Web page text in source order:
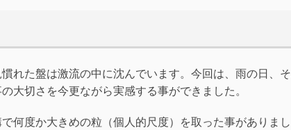
れた盤は激流の中に沈んでいます。今回は、雨の日、
大切さを今更ながら実感する事ができました。
何度か大きめの粒（個人的尺度）を取った事がありまし